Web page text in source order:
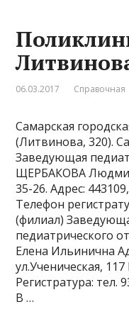
06.03.2017 Справочная
Самарская
(Литвинова, 320).
Заведующая
ЩЕРБАКОВА
35-26. Адрес:
Телефон
(филиал)
педиатрического
Елена Ильинична
ул.Ученическая,
Регистратура: тел.
В …